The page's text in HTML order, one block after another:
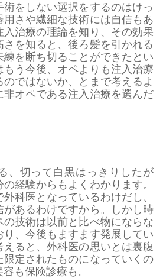
をしない選択をするのはけっ
用さや繊細な技術には自信もあ
入治療の理論を知り、その効果
を知ると、後ろ髪を引かれる
を断ち切ることができたとい
もう今後、オペよりも注入治療
ではないか、とまで考えるよ
非オペである注入治療を選んだ
、切って白黒はっきりしたが
経験からもよくわかります。
科医となっているわけだし、
あるわけですから。しかし時
技術は以前と比べ物にならな
、今後もますます発展してい
えると、外科医の思いとは裏腹
限定されたものになっていくの
も保険診療も。